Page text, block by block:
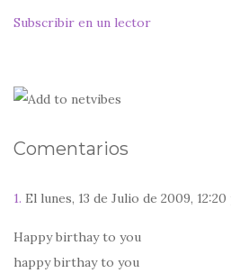
Subscribir en un lector
Comentarios
1. El lunes, 13 de Julio de 2009,
Happy birthay to you
happy birthay to you